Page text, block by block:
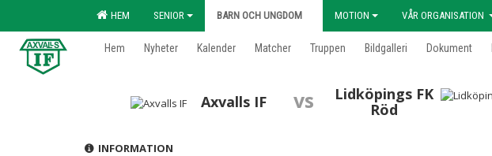
HEM SENIOR BARN OCH UNGDOM MOTION VÅR ORGANISATION
Hem Nyheter Kalender Matcher Truppen Bildgalleri Dokument
Axvalls IF vs
Lidköpings FK
Röd
INFORMATION